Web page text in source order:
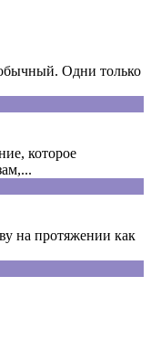
Одни только
которое
на протяжении как